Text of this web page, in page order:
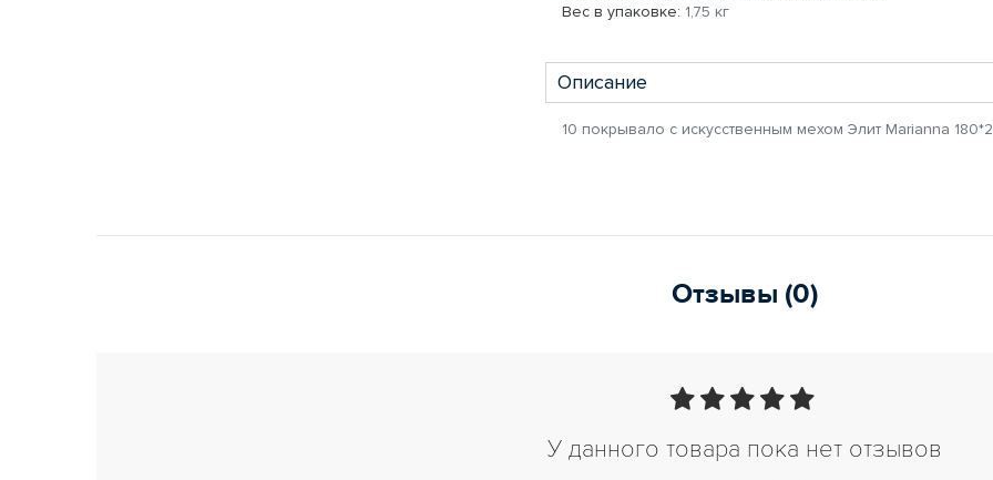
Вес в упаковке: 1,75 кг
Описание
10 покрывало с искусственным мехом Элит Marianna
Отзывы (0)
У данного товара пока нет отзывов